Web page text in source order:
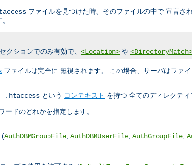
ファイルを見つけた時、そのファイルの中で 宣言さ
セクションでのみ有効で、 <Location> や <DirectoryMatch>
ファイルは完全に 無視されます。 この場合、サーバはファ
.htaccess という コンテキスト を持つ 全てのディレクティ
ードのどれかを指定します。
(AuthDBMGroupFile AuthDBMUserFile AuthGroupFile